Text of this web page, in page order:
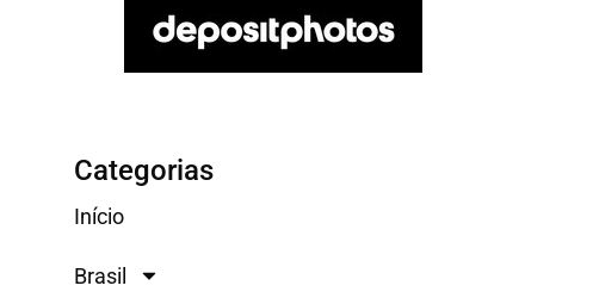
Categorias
Início
Brasil